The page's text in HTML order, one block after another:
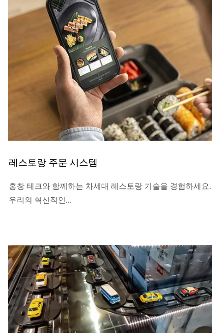
레스토랑 주문 시스템
홍창 테크와 함께하는 차세대 레스토랑 기술을 경험하세요.
우리의 혁신적인...